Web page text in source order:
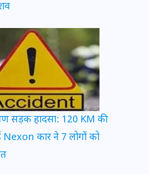
सड़क हादसा: 120 KM की
कार ने 7 लोगों को